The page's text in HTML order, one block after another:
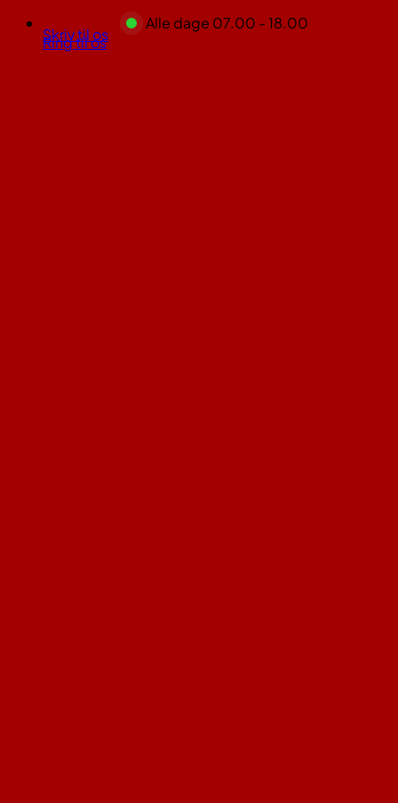
Alle dage 07.00 - 18.00
Ring til os
Skriv til os